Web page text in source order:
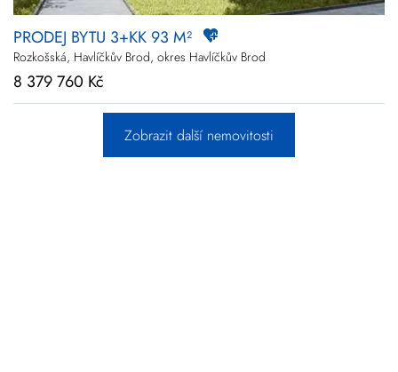
PRODEJ BYTU 3+KK 93 M²
Rozkošská, Havlíčkův Brod, okres Havlíčkův Brod
8 379 760 Kč
Zobrazit další nemovitosti